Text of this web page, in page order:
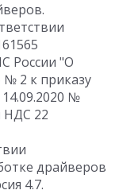
России "О
2 к приказу
№
НДС 22
драйверов
4.7.